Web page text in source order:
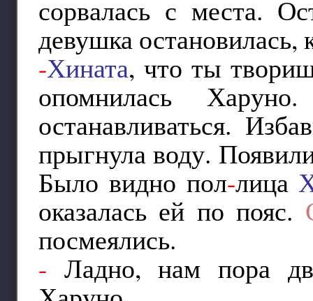
сорвалась с места.
девушка остановилась,
-Хината, что ты
опомнилась
останавливаться.
прыгнула воду.
Было видно пол-лица
оказалась ей по пояс.
посмеялись.
- Ладно, нам пора